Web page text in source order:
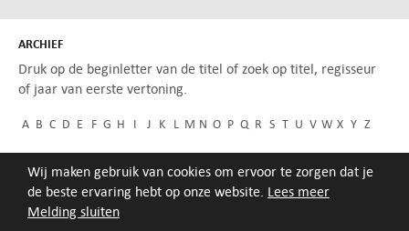
Melding sluiten
Wij maken gebruik van cookies om ervoor te zorgen dat je
de beste ervaring hebt op onze website. Lees meer
ARCHIEF
Druk op de beginletter van de titel of zoek op titel, regisseur
of jaar van eerste vertoning.
A B C D E F G H I J K L M N O P Q R S T U V W X Y Z